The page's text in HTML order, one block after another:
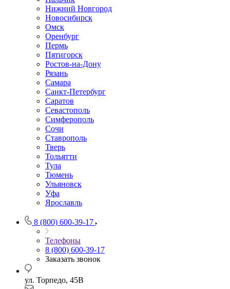
Нижний Новгород
Новосибирск
Омск
Оренбург
Пермь
Пятигорск
Ростов-на-Дону
Рязань
Самара
Санкт-Петербург
Саратов
Севастополь
Симферополь
Сочи
Ставрополь
Тверь
Тольятти
Тула
Тюмень
Ульяновск
Уфа
Ярославль
8 (800) 600-39-17
Телефоны
8 (800) 600-39-17
Заказать звонок
ул. Торпедо, 45В